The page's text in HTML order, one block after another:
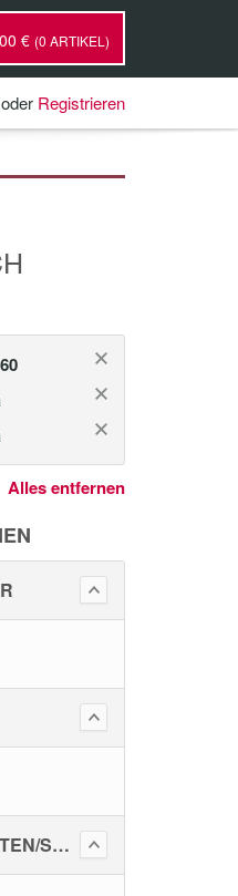
€ (0 ARTIKEL)
oder Registrieren
Alles entfernen
RAUCHROHR HINTEN/SEITLICH